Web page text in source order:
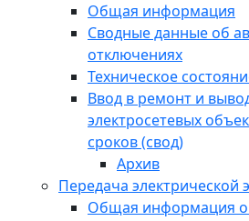
Общая информация
Сводные данные об
отключениях
Техническое
Ввод в ремонт и
электросетевых
сроков (свод)
Архив
Передача электрической
Общая информация о